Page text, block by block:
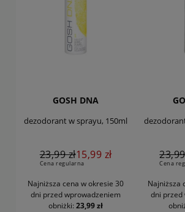
GOSH DNA
dezodorant w sprayu, 150ml
23,99 zł
Cena regularna
15,99 zł
Najniższa cena w okresie 30
dni przed wprowadzeniem
obniżki:23,99 zł
Cena
Najniższa
dni przed